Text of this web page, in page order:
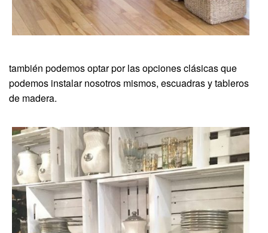
también podemos optar por las opciones clásicas que
podemos instalar nosotros mismos, escuadras y tableros
de madera.